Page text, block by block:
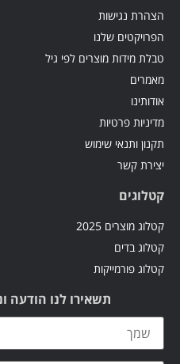
הצהרת נגישות
הפרויקטים שלנו
טבלת מידות מוצרים לפי גיל
מאמרים
אודותינו
מדיניות פרטיות
תקנון ותנאי שימוש
יצירת קשר
קטלוגים
קטלוג מוצרים 2025
קטלוג בדים
קטלוג פורמייקות
תשאירו לנו הודעה